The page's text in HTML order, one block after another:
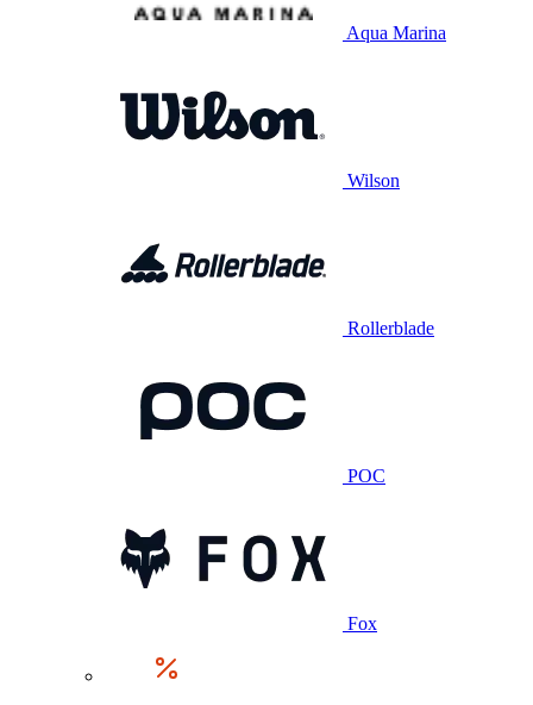
Aqua Marina
Wilson
Rollerblade
POC
Fox